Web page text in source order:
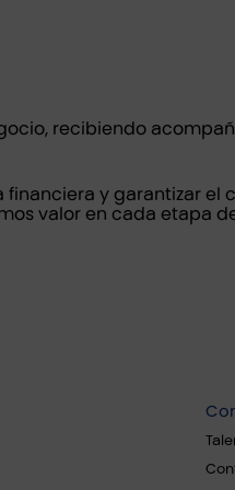
recibiendo
y garantizar el
valor en cada etapa